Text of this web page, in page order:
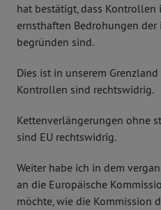
hat bestätigt, dass
ernsthaften Bedrohungen der
begründen sind.
Dies ist in unserem
Kontrollen sind rechtswidrig.
Kettenverlängerungen ohne
sind EU rechtswidrig.
Weiter habe ich in dem
an die Europäische
möchte, wie die Kommission